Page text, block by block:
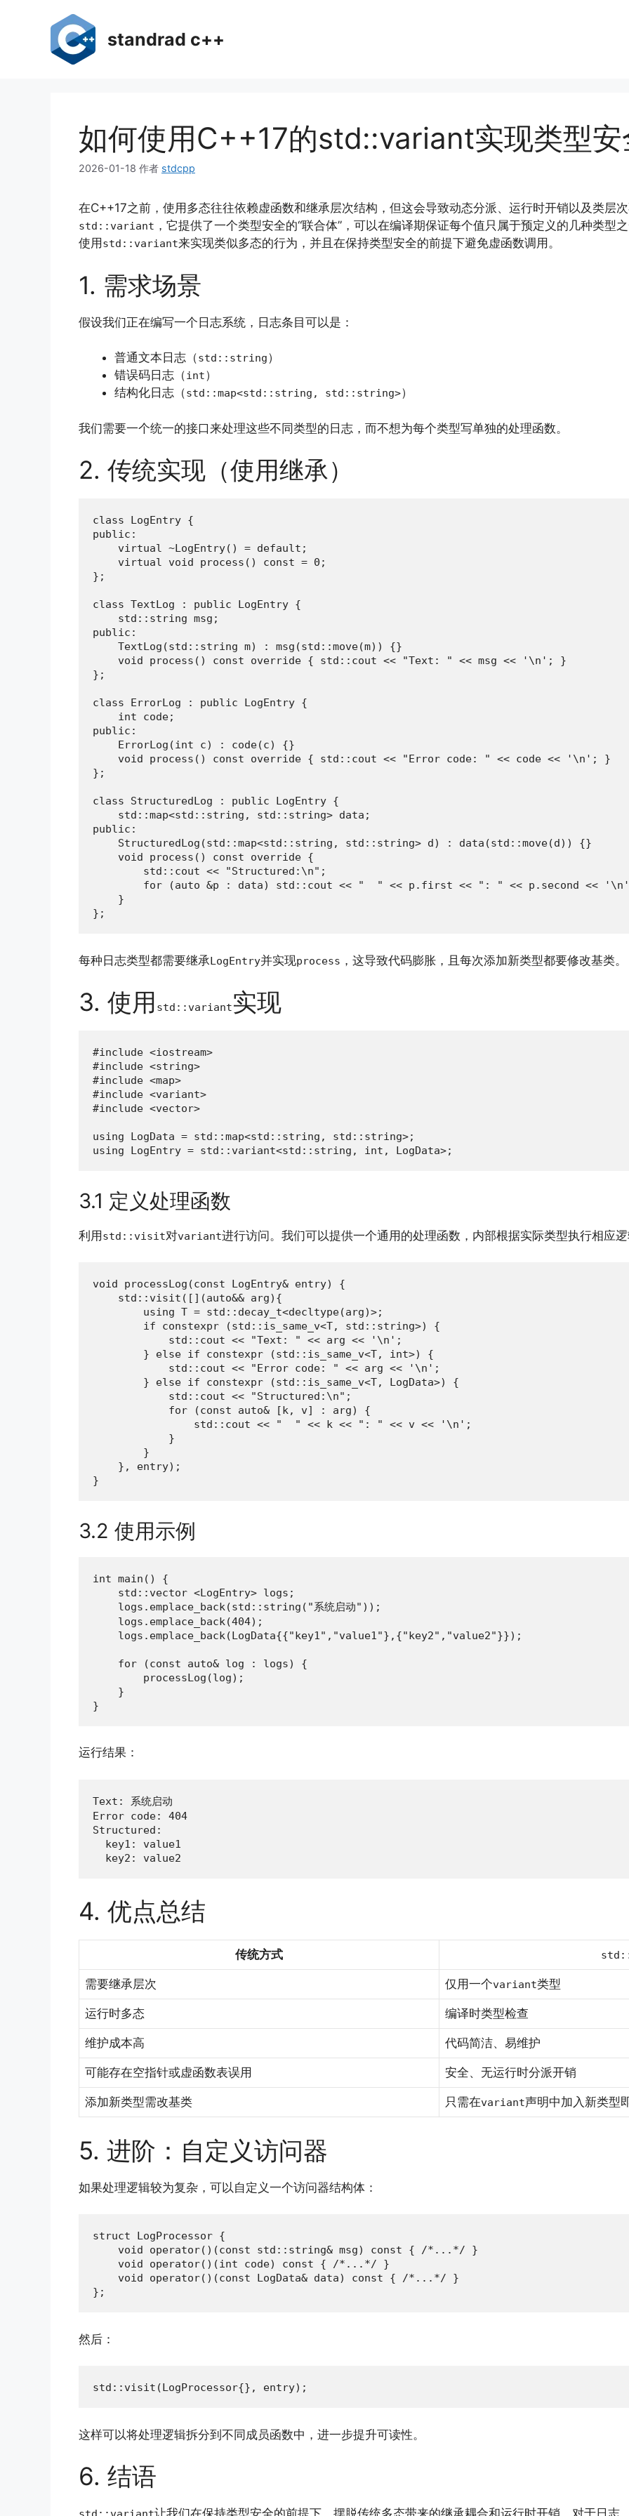
standrad c++
如何使用C++17的std::variant实现类型安
2026-01-18 作者 stdcpp
在C++17之前，使用多态往往依赖虚函数和继承层次结构，但这会导致动态分派、运行时开销以及类层
std::variant ，它提供了一个类型安全的“联合体”，可以在编译期保证每个值只属于预定义的几种类型
使用 std::variant来实现类似多态的行为，并且在保持类型安全的前提下避免虚函数调用。
1. 需求场景
假设我们正在编写一个日志系统，日志条目可以是：
普通文本日志（std::string）
错误码日志（int）
结构化日志（std::map<std::string, std::string>）
我们需要一个统一的接口来处理这些不同类型的日志，而不想为每个类型写单独的处理函数。
2. 传统实现（使用继承）
class LogEntry {
public:
    virtual ~LogEntry() = default;
    virtual void process() const = 0;
};
class TextLog : public LogEntry {
    std::string msg;
public:
    TextLog(std::string m) : msg(std::move(m)) {}
    void process() const override { std::cout << "Text: " << msg << '\n'; }
};
class ErrorLog : public LogEntry {
    int code;
public:
    ErrorLog(int c) : code(c) {}
    void process() const override { std::cout << "Error code: " << code << '\n'; }
};
class StructuredLog : public LogEntry {
    std::map<std::string, std::string> data;
public:
    StructuredLog(std::map<std::string, std::string> d) : data(std::move(d)) {}
    void process() const override {
        std::cout << "Structured:\n";
for (auto &p : data) std::cout << "  " << p.first << ": " << p.second <<
    }
};
每种日志类型都需要继承LogEntry并实现process ，这导致代码膨胀，且每次添加新类型都要修改基类。
3. 使用 std::variant实现
#include <iostream>
#include <string>
#include <map>
#include <variant>
#include <vector>
using LogData = std::map<std::string, std::string>;
using LogEntry = std::variant<std::string, int, LogData>;
3.1 定义处理函数
利用std::visit对variant进行访问。我们可以提供一个通用的处理函数，内部根据实际类型执行相应
void processLog(const LogEntry& entry) {
    std::visit([](auto&& arg){
        using T = std::decay_t<decltype(arg)>;
        if constexpr (std::is_same_v<T, std::string>) {
            std::cout << "Text: " << arg << '\n';
        } else if constexpr (std::is_same_v<T, int>) {
            std::cout << "Error code: " << arg << '\n';
        } else if constexpr (std::is_same_v<T, LogData>) {
            std::cout << "Structured:\n";
            for (const auto& [k, v] : arg) {
                std::cout << "  " << k << ": " << v << '\n';
            }
        }
    }, entry);
}
3.2 使用示例
int main() {
    std::vector <LogEntry> logs;
    logs.emplace_back(std::string("系统启动"));
    logs.emplace_back(404);
    logs.emplace_back(LogData{{"key1","value1"},{"key2","value2"}});
    for (const auto& log : logs) {
        processLog(log);
    }
}
运行结果：
Text: 系统启动
Error code: 404
Structured:
  key1: value1
  key2: value2
4. 优点总结
传统方式
需要继承层次 仅用一个variant类型
运行时多态 编译时类型检查
维护成本高 代码简洁、易维护
可能存在空指针或虚函数表误用 安全、无运行时分派开销
添加新类型需改基类 只需在variant声明中加入新类型
5. 进阶：自定义访问器
如果处理逻辑较为复杂，可以自定义一个访问器结构体：
struct LogProcessor {
    void operator()(const std::string& msg) const { /*...*/ }
    void operator()(int code) const { /*...*/ }
    void operator()(const LogData& data) const { /*...*/ }
};
然后：
std::visit(LogProcessor{}, entry);
这样可以将处理逻辑拆分到不同成员函数中，进一步提升可读性。
6. 结语